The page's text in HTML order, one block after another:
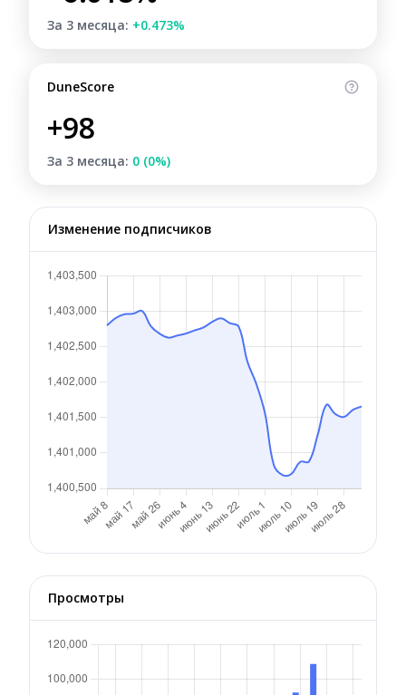
За 3 месяца: +0.473%
DuneScore
+98
За 3 месяца: 0 (0%)
Изменение подписчиков
Просмотры